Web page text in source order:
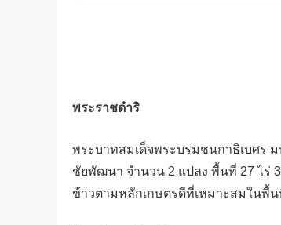
พระราชดำริ
พระบาทสมเด็จพระบรมชนกาธิเบศร
ชัยพัฒนา จำนวน 2 แปลง พื้นที่ 27 ไร่
ข้าวตามหลักเกษตรดีที่เหมาะสมในพื้น